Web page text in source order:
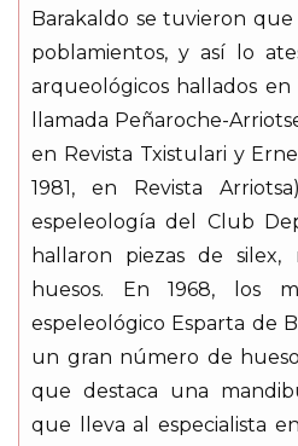
Barakaldo se tuvieron
poblamientos, y así lo
arqueológicos hallados
llamada Peñaroche-
en Revista Txistulari y
1981, en Revista
espeleología del Club
hallaron piezas de
huesos. En 1968, los
espeleológico Esparta de
un gran número de
que destaca una
que lleva al especialista